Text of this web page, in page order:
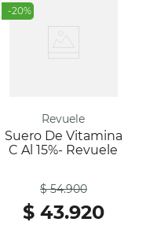
-20%
Revuele
Suero De Vitamina
C Al 15%- Revuele
$ 54.900
$ 43.920